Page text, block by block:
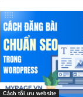
Cách tối ưu website